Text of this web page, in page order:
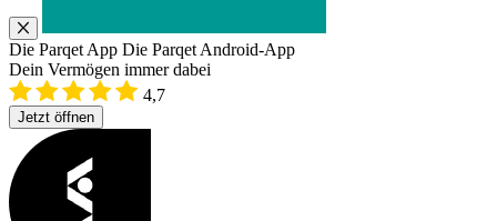
Die Parqet App Die Parqet Android-App
Dein Vermögen immer dabei
4,7
Jetzt öffnen